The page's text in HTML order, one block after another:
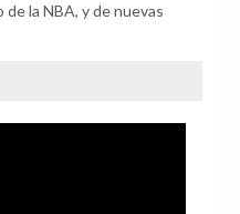
la NBA, y de nuevas